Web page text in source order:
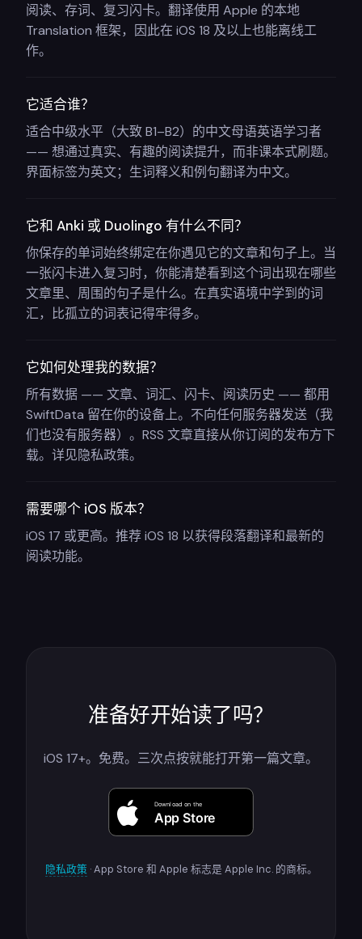
阅读、存词、复习闪卡。翻译使用 Apple 的本地
Translation 框架，因此在 iOS 18 及以上也能离线工
作。
它适合谁？
适合中级水平（大致 B1–B2）的中文母语英语学习者
—— 想通过真实、有趣的阅读提升，而非课本式刷题。
界面标签为英文；生词释义和例句翻译为中文。
它和 Anki 或 Duolingo 有什么不同？
你保存的单词始终绑定在你遇见它的文章和句子上。当
一张闪卡进入复习时，你能清楚看到这个词出现在哪些
文章里、周围的句子是什么。在真实语境中学到的词
汇，比孤立的词表记得牢得多。
它如何处理我的数据？
所有数据 —— 文章、词汇、闪卡、阅读历史 —— 都用
SwiftData 留在你的设备上。不向任何服务器发送（我
们也没有服务器）。RSS 文章直接从你订阅的发布方下
载。详见隐私政策。
需要哪个 iOS 版本？
iOS 17 或更高。推荐 iOS 18 以获得段落翻译和最新的
阅读功能。
准备好开始读了吗？
iOS 17+。免费。三次点按就能打开第一篇文章。
隐私政策 · App Store 和 Apple 标志是 Apple Inc. 的商标。